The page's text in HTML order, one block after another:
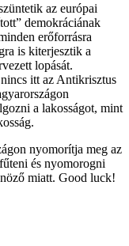
az európai
demokráciának
erőforrásra
is kiterjesztik a
lopását.
itt az Antikrisztus
a lakosságot, mint
nyomorítja meg az
és nyomorogni
miatt. Good luck!